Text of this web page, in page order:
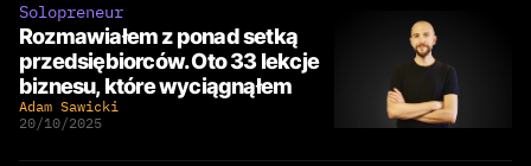
Solopreneur
Rozmawiałem z ponad setką
przedsiębiorców. Oto 33 lekcje
biznesu, które wyciągnąłem
Adam Sawicki
20/10/2025